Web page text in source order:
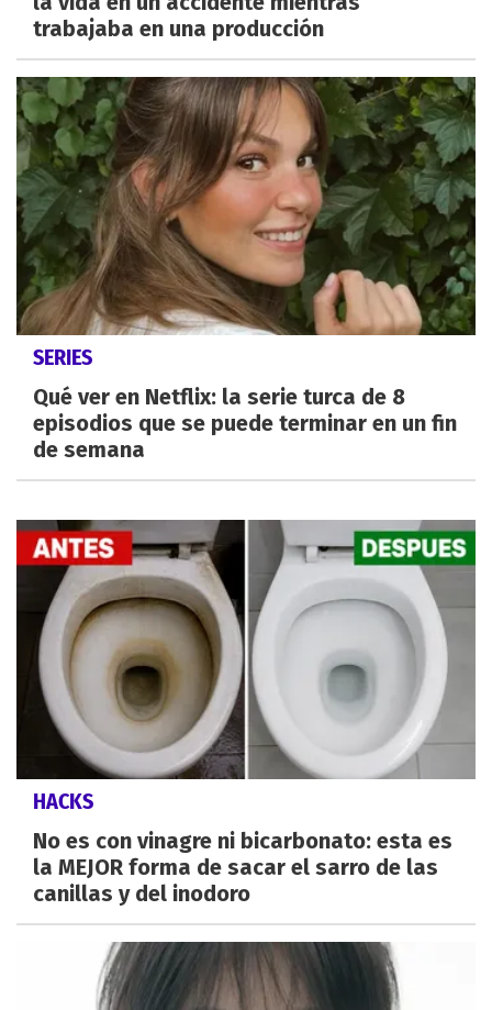
trabajaba en una producción
SERIES
Qué ver en Netflix: la serie turca de 8
episodios que se puede terminar en un fin
de semana
HACKS
No es con vinagre ni bicarbonato: esta es
la MEJOR forma de sacar el sarro de las
canillas y del inodoro